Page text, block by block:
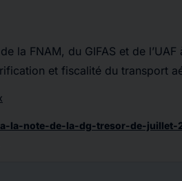
la FNAM, du GIFAS et de
et fiscalité du transport
la-note-de-la-dg-tresor-de-